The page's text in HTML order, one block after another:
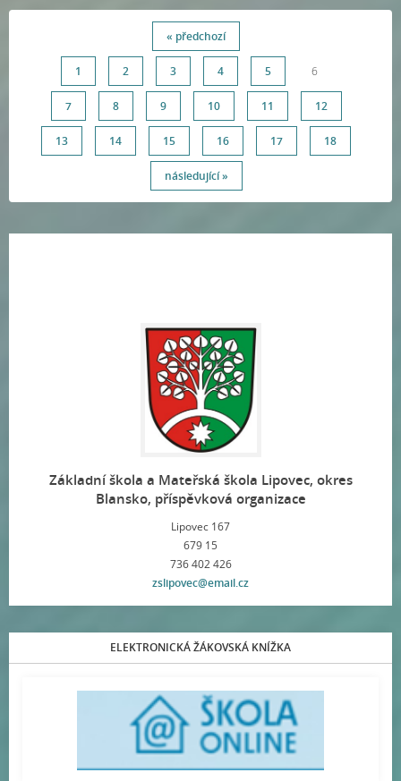
« předchozí
1 2 3 4 5 6
7 8 9 10 11 12
13 14 15 16 17 18
následující »
Základní škola a Mateřská škola Lipovec, okres
Blansko, příspěvková organizace
Lipovec 167
679 15
736 402 426
zslipovec@email.cz
ELEKTRONICKÁ ŽÁKOVSKÁ KNÍŽKA